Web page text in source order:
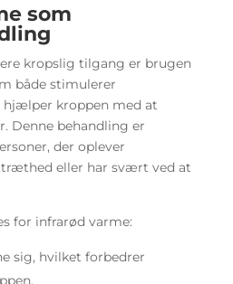
som
kropslig tilgang er brugen
både stimulerer
kroppen med at
Denne behandling er
der oplever
eller har svært ved at
for infrarød varme:
sig, hvilket forbedrer